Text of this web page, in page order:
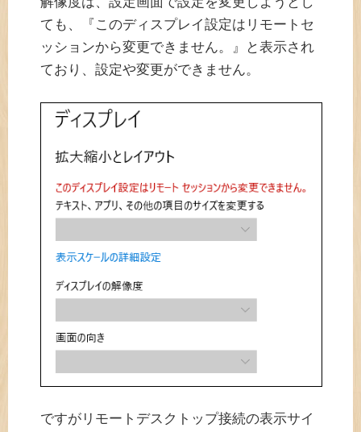
ても、『このディスプレイ設定はリモートセ
ッションから変更できません。』と表示され
ており、設定や変更ができません。
ですがリモートデスクトップ接続の表示サイ